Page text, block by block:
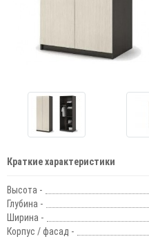
Краткие характеристики
Высота -
Глубина -
Ширина -
Корпус / фасад -